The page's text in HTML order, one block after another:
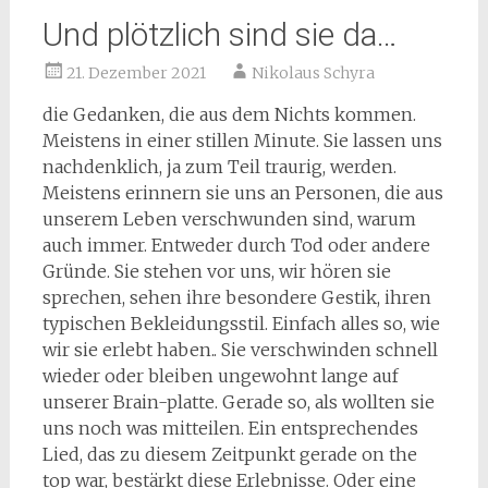
Und plötzlich sind sie da…
21. Dezember 2021 Nikolaus Schyra
die Gedanken, die aus dem Nichts kommen.
Meistens in einer stillen Minute. Sie lassen uns
nachdenklich, ja zum Teil traurig, werden.
Meistens erinnern sie uns an Personen, die aus
unserem Leben verschwunden sind, warum
auch immer. Entweder durch Tod oder andere
Gründe. Sie stehen vor uns, wir hören sie
sprechen, sehen ihre besondere Gestik, ihren
typischen Bekleidungsstil. Einfach alles so, wie
wir sie erlebt haben.. Sie verschwinden schnell
wieder oder bleiben ungewohnt lange auf
unserer Brain-platte. Gerade so, als wollten sie
uns noch was mitteilen. Ein entsprechendes
Lied, das zu diesem Zeitpunkt gerade on the
top war, bestärkt diese Erlebnisse. Oder eine